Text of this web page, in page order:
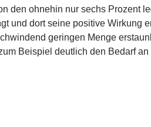
den ohnehin nur sechs Prozent
und dort seine positive Wirkung
geringen Menge
Beispiel deutlich den Bedarf an